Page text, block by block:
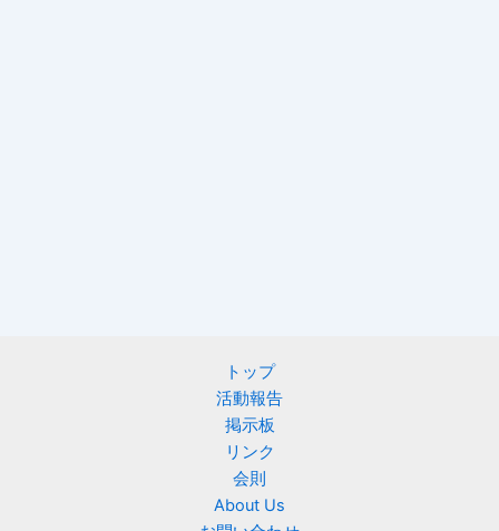
トップ
活動報告
掲示板
リンク
会則
About Us